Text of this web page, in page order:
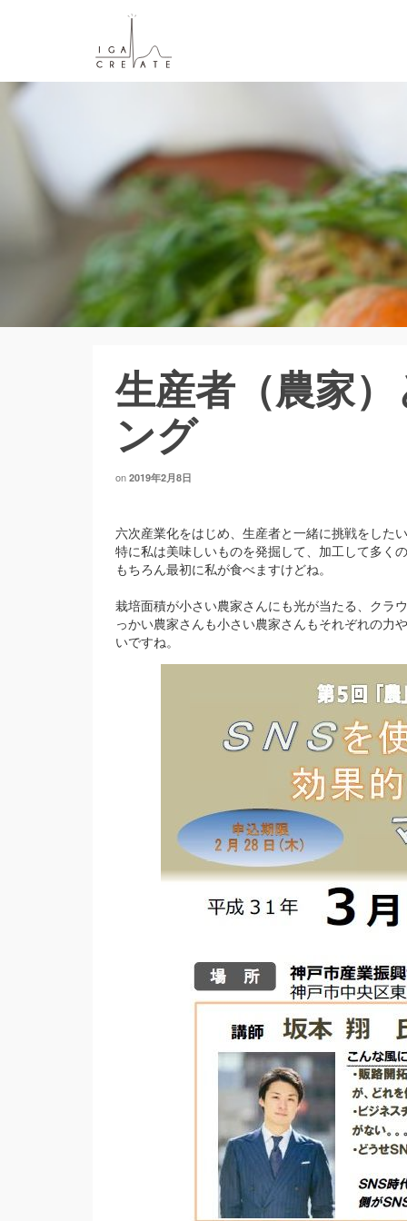
生産者（農家
ング
on 2019年2月8日
六次産業化をはじめ、生産者と一緒に挑戦をした
特に私は美味しいものを発掘して、加工して多く
もちろん最初に私が食べますけどね。
栽培面積が小さい農家さんにも光が当たる、クラ
っかい農家さんも小さい農家さんもそれぞれの力
いですね。